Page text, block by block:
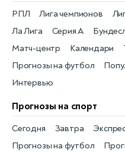
РПЛ
Матч-центр
Лига чемпионов
Календари
Прогнозы на футбол
Ла Лига Серия А
Интервью
Прогнозы на спорт
Прогнозы на футбол
Сегодня
Завтра